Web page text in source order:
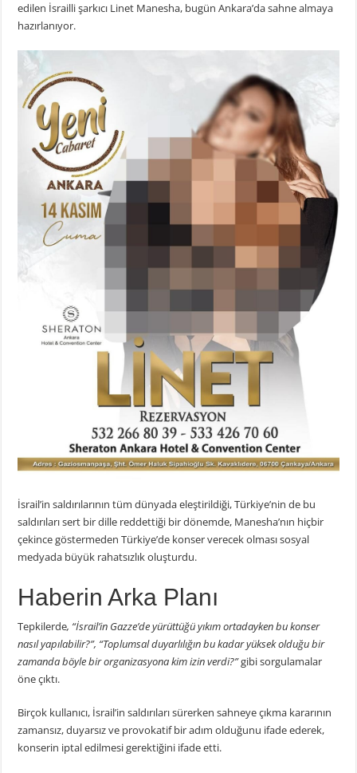
edilen İsrailli şarkıcı Linet Manesha, bugün Ankara’da sahne almaya
hazırlanıyor.
İsrail’in saldırılarının tüm dünyada eleştirildiği, Türkiye’nin de bu
saldırıları sert bir dille reddettiği bir dönemde, Manesha’nın hiçbir
çekince göstermeden Türkiye’de konser verecek olması sosyal
medyada büyük rahatsızlık oluşturdu.
Haberin Arka Planı
Tepkilerde, “İsrail’in Gazze’de yürüttüğü yıkım ortadayken bu konser
nasıl yapılabilir?”, “Toplumsal duyarlılığın bu kadar yüksek olduğu bir
zamanda böyle bir organizasyona kim izin verdi?”gibi sorgulamalar
öne çıktı.
Birçok kullanıcı, İsrail’in saldırıları sürerken sahneye çıkma kararının
zamansız, duyarsız ve provokatif bir adım olduğunu ifade ederek,
konserin iptal edilmesi gerektiğini ifade etti.